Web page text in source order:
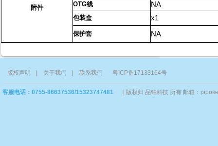
附件 OTG线 NA
包装盒 x1
保护套 NA
版权声明 关于我们 联系我们 粤ICP备17133164号
客服电话：0755-86637536/15323747481 版权归 品铂科技 所有 邮箱：